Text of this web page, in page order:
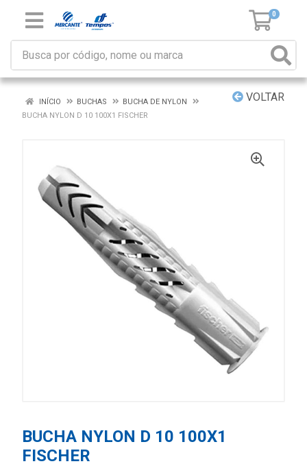
0
VOLTAR
INÍCIO BUCHAS
BUCHA DE NYLON
BUCHA NYLON D 10 100X1 FISCHER
BUCHA NYLON D 10 100X1
FISCHER